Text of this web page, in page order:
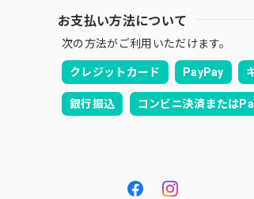
お支払い方法について
次の方法がご利用いただけます。
クレジットカード PayPay
銀行振込 コンビニ決済または